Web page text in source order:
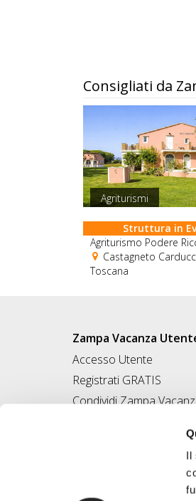
Il
Consigliati da
Agriturismi
Struttura in
Agriturismo Podere
Castagneto
Toscana
Zampa Vacanza
Accesso Utente
Registrati GRATIS
Condividi Zampa